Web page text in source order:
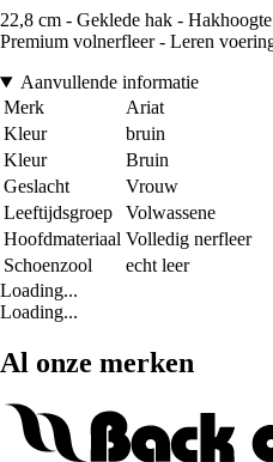
22,8 cm - Geklede hak -
Premium volnerfleer - Leren
Aanvullende informatie
Merk
Ariat
Kleur
bruin
Kleur
Bruin
Geslacht
Vrouw
Leeftijdsgroep
Volwassene
Hoofdmateriaal Volledig nerfleer
Schoenzool
echt leer
Loading...
Loading...
Al onze merken